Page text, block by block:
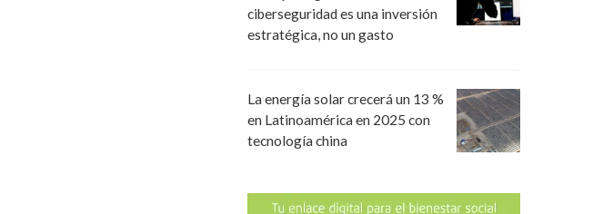
ciberseguridad es una inversión
estratégica, no un gasto
La energía solar crecerá un 13 %
en Latinoamérica en 2025 con
tecnología china